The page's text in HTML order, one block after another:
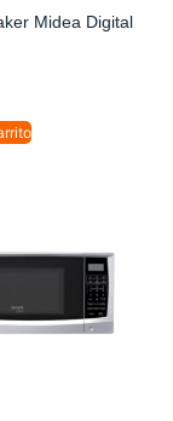
Midea Digital